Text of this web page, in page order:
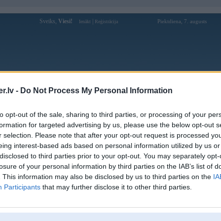
- Do Not Process My Personal Information
opt-out of the sale, sharing to third parties, or processing of your
for targeted advertising by us, please use the below opt-out
selection. Please note that after your opt-out request is processed
interest-based ads based on personal information utilized by us
to third parties prior to your opt-out. You may separately
of your personal information by third parties on the IAB’s list of
This information may also be disclosed by us to third parties on the
Participants that may further disclose it to other third parties.
Sveiks, Viesi! Ienākt Reģistrācija Piektdiena, 7. augusts
Forums Galerijas Reģistrācija Lietotāji
Lietotāja vndcash888 profils
Pēdējo reizi manīts: 14. Jan 2026, 13:06
Lietotājvārds:
vndcash888
Ziņojumi forumā:
0
[Pēdējie ziņojumi forumā]